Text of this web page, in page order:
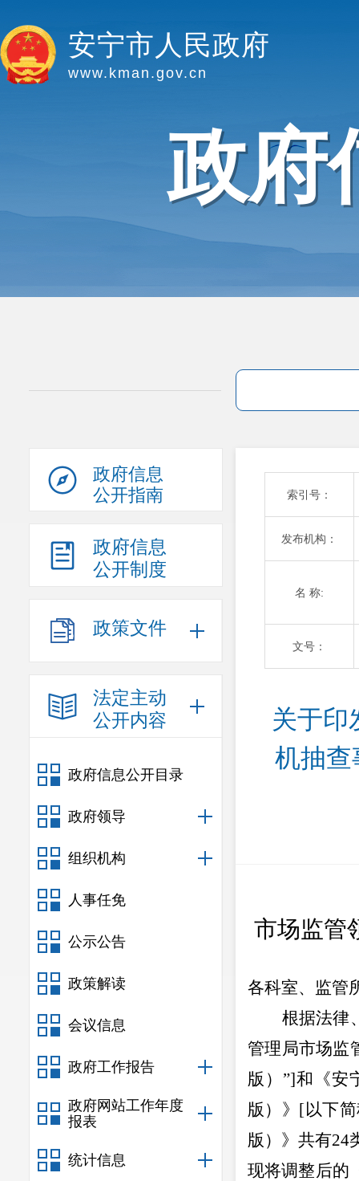
安宁市人民政府
www.kman.gov.cn
政府
政府信息
公开指南
政府信息
公开制度
政策文件
法定主动
公开内容
政府信息公开目录
政府领导
组织机构
人事任免
公示公告
政策解读
会议信息
政府工作报告
政府网站工作年度
报表
统计信息
索引号：
发布机构：
名 称:
文号：
关于印
机抽查
市场监管
各科室、监管
根据法律
管理局市场监
版） ”]和《安
版）》 [以下
版）》共有24
现将调整后的